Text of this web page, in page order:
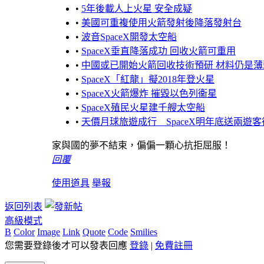
• 5年後載人上火星 安全成疑
• 美國可重複使用火箭發射後降落發射台
• 波音SpaceX開發太空船
• SpaceX垂直降落成功 回收火箭可重用
• 中國或已開始火箭回收技術預研 材料仍是
• SpaceX「紅龍」擬2018年登火星
• SpaceX火箭爆炸 摧毀以色列衞星
• SpaceX殖民火星建千艘太空船
• 天價月球旅遊成行 SpaceX明年底送兩遊客
家與國的夢不結束，偏偏一顆心抗拒屈服！
回覆
使用道具 舉報
返回列表
高級模式
B Color Image Link Quote Code Smilies
您需要登錄後才可以發表回應 登錄 | 免費註冊